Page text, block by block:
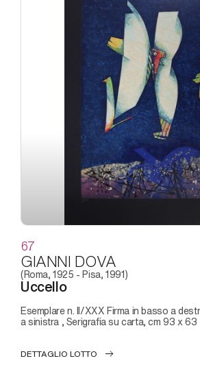
67
GIANNI DOVA
(Roma, 1925 - Pisa, 1991)
Uccello
Esemplare n. II/XXX Firma in basso a destra, tiratura in basso
a sinistra , Serigrafia su carta, cm 93 x 63
DETTAGLIO LOTTO